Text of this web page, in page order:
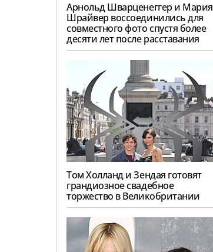
Арнольд Шварценеггер и Мария
Шрайвер воссоединились для
совместного фото спустя более
десяти лет после расставания
Том Холланд и Зендая готовят
грандиозное свадебное
торжество в Великобритании